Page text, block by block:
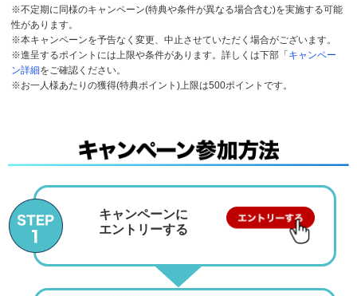
※不定期に同様のキャンペーン(特典や条件が異なる場合含む)を実施する可能
性があります。
※本キャンペーンを予告なく変更、中止させていただく場合がございます。
※進呈するポイントには上限や条件があります。詳しくは下部「キャンペー
ン詳細をご確認ください。
※お一人様あたりの獲得(特典ポイント)上限は500ポイントです。
キャンペーンに
エントリーする